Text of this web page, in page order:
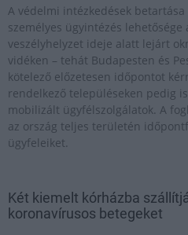
A védelmi intézkedések
személyes ügyintézés lehetősége
veszélyhelyzet ideje alatt lejárt
vidéken – tehát Budapesten és
kötelező előzetesen időpontot
rendelkező településeken pedig
mobilizált ügyfélszolgálatok. A
az ország teljes területén
ügyfeleiket.
Két kiemelt kórházba
koronavírusos betegeket